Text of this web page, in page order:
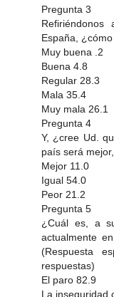
Pregunta 3
España,
Muy buena .2
Buena 4.8
Regular 28.3
Mala 35.4
Muy mala 26.1
Pregunta 4
Y, ¿cree Ud.
país será
Mejor 11.0
Igual 54.0
Peor 21.2
Pregunta 5
¿Cuál es, a
actualmente
(Respuesta
respuestas)
El paro 82.9
La inseguridad